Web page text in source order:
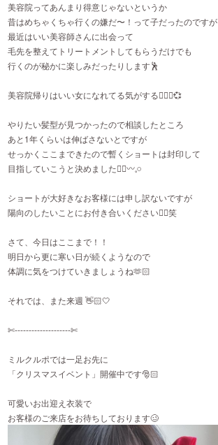
美容院ってあんまり得意じゃないというか
昔はめちゃくちゃ行くの嫌だ〜！って子だったのですが
最近はいい美容師さんに出会って
毛先を整えてトリートメントしてもらうだけでも
行くのが秘かに楽しみだったりします🕺
美容院帰りはいい女になれてる気がする‪🧏🏻‍♀️💞‬
やりたい髪型が見つかったので相談したところ
あと1年くらいは伸ばさないとですが
せっかくここまできたので暫くショートは封印して
目指していこうと決めました👍🏻〰︎𓈒𓏸
ショートが大好きなお客様には申し訳ないですが
陽向のしたいことにお付き合いください🙂‍↕️笑
さて、今日はここまで！！
明日から更に寒い日が続くようなので
体調に気をつけていきましょうね🫶🏻
それでは、また来週 👋🏻‪🤍
✄-------------------‐✄
ミルクルポでは一足お先に
「クリスマスイベント」開催中です🎅🏻
可愛いお出迎え衣装で
お客様のご来店をお待ちしております🥴